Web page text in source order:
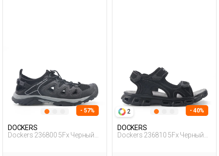
- 57%
DOCKERS
Dockers 236800 5Fx Черный
2 - 40%
DOCKERS
Dockers 236810 5Fx Черный